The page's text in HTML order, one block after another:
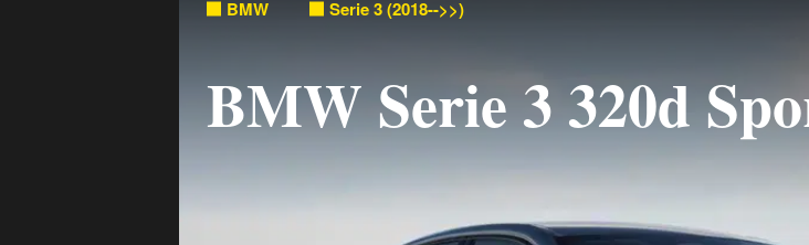
BMW Serie 3 (2018-->>)
BMW Serie 3 320d